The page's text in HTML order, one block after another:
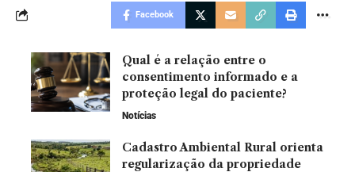
Facebook
Qual é a relação entre o
consentimento informado e a
proteção legal do paciente?
Notícias
Cadastro Ambiental Rural orienta
regularização da propriedade